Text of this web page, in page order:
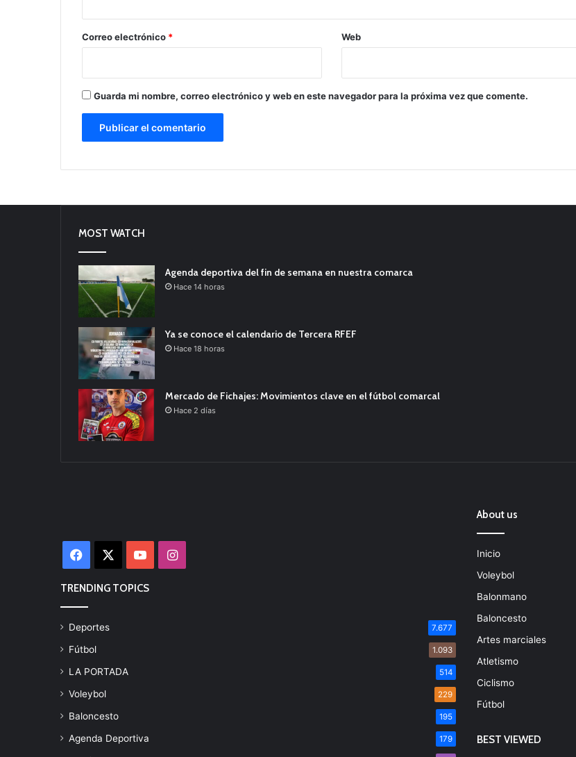
*
Correo electrónico * Web
Guarda mi nombre, correo electrónico y web en este navegador para la próxima vez que comente.
MOST WATCH
Agenda deportiva del fin de semana en nuestra comarca
Hace 14 horas
Ya se conoce el calendario de Tercera RFEF
Hace 18 horas
Mercado de Fichajes: Movimientos clave en el fútbol comarcal
Hace 2 días
Facebook YouTubeInstagram
TRENDING TOPICS
Deportes 7.677
Fútbol 1.093
LA PORTADA 514
Voleybol 229
Baloncesto 195
Agenda Deportiva 179
About us
Inicio
Voleybol
Balonmano
Baloncesto
Artes marciales
Atletismo
Ciclismo
Fútbol
BEST VIEWED